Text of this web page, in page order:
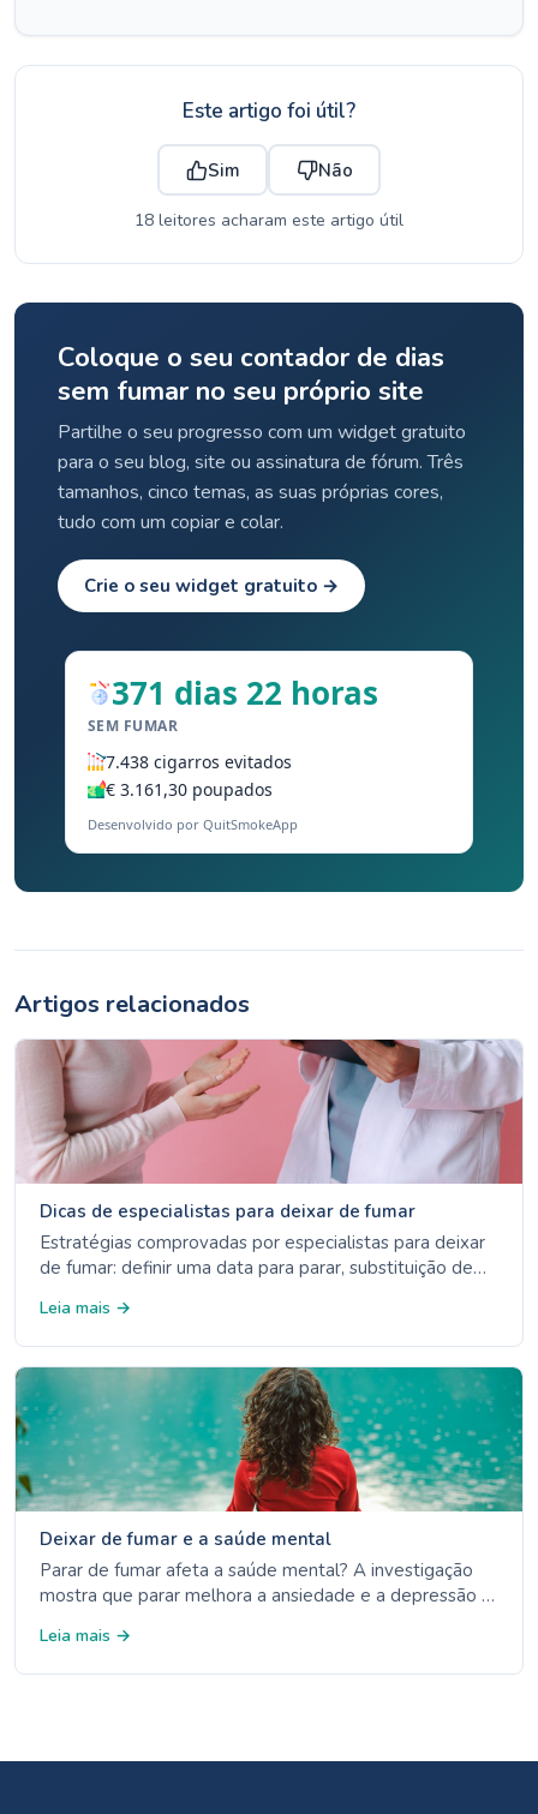
Este artigo foi útil?
Sim Não
18 leitores acharam este artigo útil
Coloque o seu contador de dias
sem fumar no seu próprio site
Partilhe o seu progresso com um widget gratuito
para o seu blog, site ou assinatura de fórum. Três
tamanhos, cinco temas, as suas próprias cores,
tudo com um copiar e colar.
Crie o seu widget gratuito →
371 dias 22 horas
SEM FUMAR
7.438 cigarros evitados
€ 3.161,30 poupados
Desenvolvido por QuitSmokeApp
Artigos relacionados
Dicas de especialistas para deixar de fumar
Estratégias comprovadas por especialistas para deixar
de fumar: definir uma data para parar, substituição de
como evitar gatilhos. Conselhos baseados em
evidências da OMS, DGS e INCA.
Leia mais →
Deixar de fumar e a saúde mental
Parar de fumar afeta a saúde mental? A investigação
mostra que parar melhora a ansiedade e a depressão a
stress e o bem-estar mental.
Leia mais →